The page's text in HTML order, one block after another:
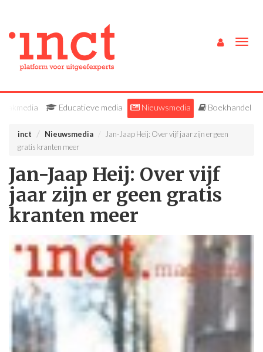
Vakmedia Educatieve media Nieuwsmedia Boekhandel
inct Nieuwsmedia
Jan-Jaap Heij: Over vijf jaar zijn er geen
gratis kranten meer
Jan-Jaap Heij: Over vijf
jaar zijn er geen gratis
kranten meer